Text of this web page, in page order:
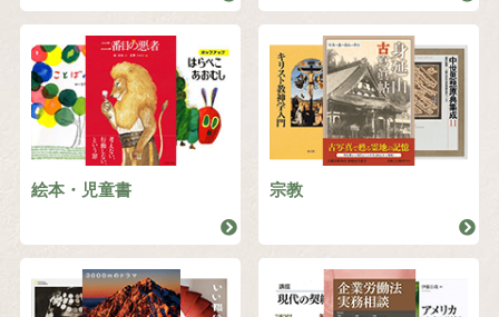
絵本・児童書 宗教